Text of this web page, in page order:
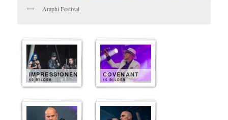
Amphi Festival
IMPRESSIONEN
12 BILDER
COVENANT
15 BILDER